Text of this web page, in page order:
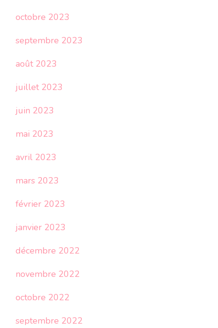
octobre 2023
septembre 2023
août 2023
juillet 2023
juin 2023
mai 2023
avril 2023
mars 2023
février 2023
janvier 2023
décembre 2022
novembre 2022
octobre 2022
septembre 2022